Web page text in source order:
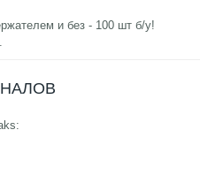
и без - 100 шт б/у!